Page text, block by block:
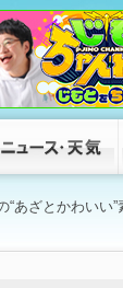
“あざとかわい